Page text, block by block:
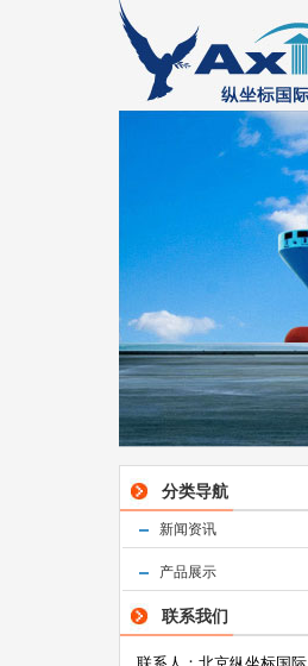
分类导航
新闻资讯
产品展示
联系我们